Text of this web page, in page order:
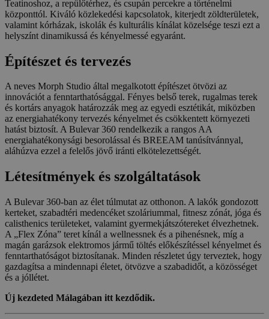
Teatinoshoz, a repülőtérhez, és csupán percekre a történelmi
központtól. Kiváló közlekedési kapcsolatok, kiterjedt zöldterületek,
valamint kórházak, iskolák és kulturális kínálat közelsége teszi ezt a
helyszínt dinamikussá és kényelmessé egyaránt.
Építészet és tervezés
A neves Morph Studio által megalkotott építészet ötvözi az
innovációt a fenntarthatósággal. Fényes belső terek, rugalmas terek
és kortárs anyagok határozzák meg az egyedi esztétikát, miközben
az energiahatékony tervezés kényelmet és csökkentett környezeti
hatást biztosít. A Bulevar 360 rendelkezik a rangos AA
energiahatékonysági besorolással és BREEAM tanúsítvánnyal,
aláhúzva ezzel a felelős jövő iránti elkötelezettségét.
Létesítmények és szolgáltatások
A Bulevar 360-ban az élet túlmutat az otthonon. A lakók gondozott
kerteket, szabadtéri medencéket szoláriummal, fitnesz zónát, jóga és
calisthenics területeket, valamint gyermekjátszótereket élvezhetnek.
A „Flex Zóna” teret kínál a wellnessnek és a pihenésnek, míg a
magán garázsok elektromos jármű töltés előkészítéssel kényelmet és
fenntarthatóságot biztosítanak. Minden részletet úgy terveztek, hogy
gazdagítsa a mindennapi életet, ötvözve a szabadidőt, a közösséget
és a jóllétet.
Új kezdeted Málagában itt kezdődik.